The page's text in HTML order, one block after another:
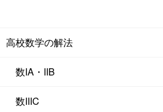
高校数学の解法
数IA・IIB
数IIIC